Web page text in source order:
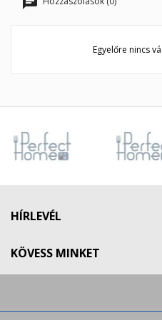
Egyelőre nincs
HÍRLEVÉL
KÖVESS MINKET